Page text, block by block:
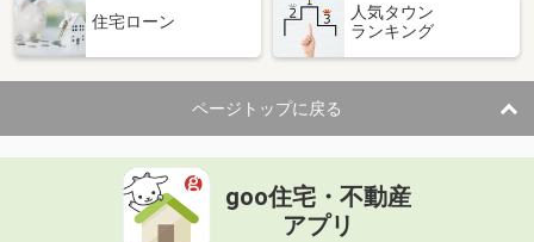
住宅ローン
人気タウン
ランキング
ページトップに戻る
goo住宅・不動産
アプリ